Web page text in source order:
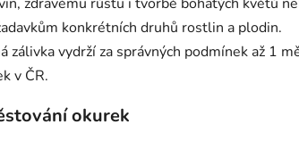
konkrétních druhů rostlin a plodin.
vydrží za správných podmínek až 1
v ČR.
okurek